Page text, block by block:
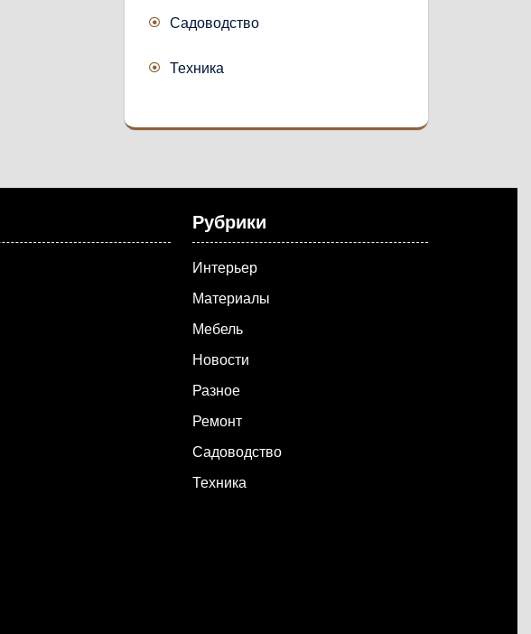
Садоводство
Техника
Рубрики
Интерьер
Материалы
Мебель
Новости
Разное
Ремонт
Садоводство
Техника